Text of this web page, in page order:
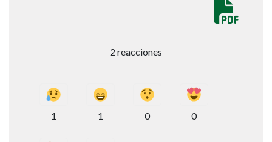
2 reacciones
1 1 0 0